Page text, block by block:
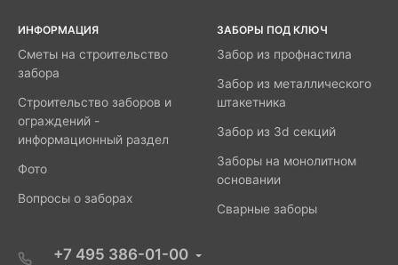
ИНФОРМАЦИЯ
Сметы на строительство
забора
Строительство заборов и
ограждений -
информационный раздел
Фото
Вопросы о заборах
ЗАБОРЫ ПОД КЛЮЧ
Забор из профнастила
Забор из металлического
штакетника
Забор из 3d секций
Заборы на монолитном
основании
Сварные заборы
+7 495 386-01-00